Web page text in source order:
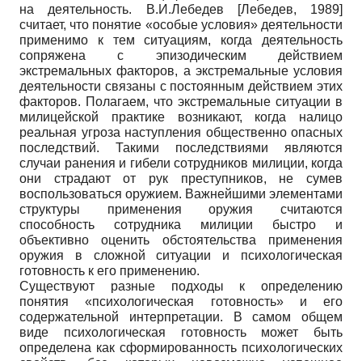
на деятельность. В.И.Лебедев
[Лебедев, 1989]
считает, что понятие «особые условия» деятельности
применимо к тем ситуациям, когда деятельность
сопряжена с эпизодическим действием
экстремальных факторов, а экстремальные условия
деятельности связаны с постоянным действием этих
факторов. Полагаем, что экстремальные ситуации в
милицейской практике возникают, когда налицо
реальная угроза наступления общественно опасных
последствий. Такими последствиями являются
случаи ранения и гибели сотрудников милиции, когда
они страдают от рук преступников, не сумев
воспользоваться оружием. Важнейшими элементами
структуры применения оружия считаются
способность сотрудника милиции быстро и
объективно оценить обстоятельства применения
оружия в сложной ситуации и психологическая
готовность к его применению.
Существуют разные подходы к определению
понятия «психологическая готовность» и его
содержательной интерпретации. В самом общем
виде психологическая готовность может быть
определена как сформированность психологических